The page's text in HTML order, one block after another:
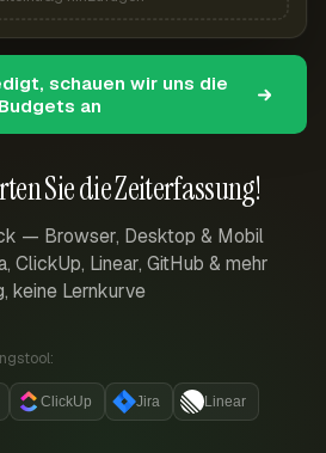
Sie die Zeiterfassung!
— Browser, Desktop & Mobil
ClickUp, Linear, GitHub & mehr
keine Lernkurve
ClickUp Jira Linear
schauen wir uns die
Budgets an